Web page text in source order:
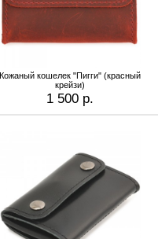
Кожаный кошелек "Пигги" (красный
крейзи)
1 500 р.